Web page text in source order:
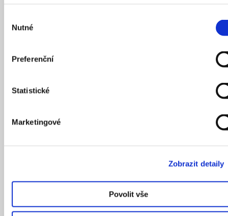
souhlasu
Nutné
Preferenční
Statistické
Marketingové
Zobrazit detaily
Povolit vše
S omezením aut souvisí i osázení ulic stromy a dalšími rostlinami.
tvrdí, že auto je primární dopravní prostředek.
Příležitost zlepšit život?